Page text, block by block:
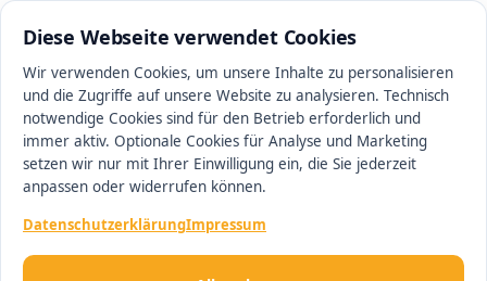
Diese Webseite verwendet Cookies
Wir verwenden Cookies, um unsere Inhalte zu personalisieren
und die Zugriffe auf unsere Website zu analysieren. Technisch
notwendige Cookies sind für den Betrieb erforderlich und
immer aktiv. Optionale Cookies für Analyse und Marketing
setzen wir nur mit Ihrer Einwilligung ein, die Sie jederzeit
anpassen oder widerrufen können.
DatenschutzerklärungImpressum